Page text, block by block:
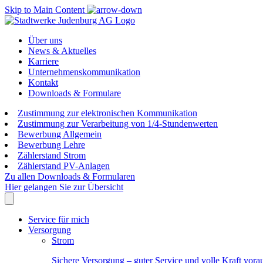
Skip to Main Content
Über uns
News & Aktuelles
Karriere
Unternehmenskommunikation
Kontakt
Downloads & Formulare
Zustimmung zur elektronischen Kommunikation
Zustimmung zur Verarbeitung von 1/4-Stundenwerten
Bewerbung Allgemein
Bewerbung Lehre
Zählerstand Strom
Zählerstand PV-Anlagen
Zu allen Downloads & Formularen
Hier gelangen Sie zur Übersicht
Service für mich
Versorgung
Strom
Sichere Versorgung – guter Service und volle Kraft